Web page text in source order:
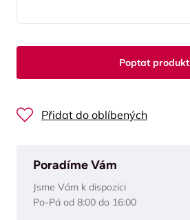
Poptat produkt
Přidat do oblíbených
Poradíme Vám
Jsme Vám k dispozici
Po-Pá od 8:00 do 16:00